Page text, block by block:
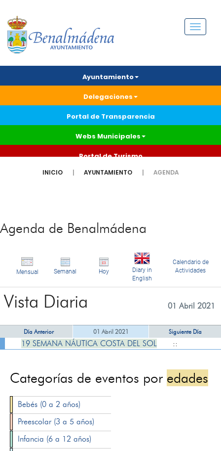
Menú
Ayuntamiento
Delegaciones
Portal de Transparencia
Webs Municipales
Portal de Turismo
INICIO AYUNTAMIENTO AGENDA
Agenda de Benalmádena
Mensual Semanal Hoy
Diary in
English
Calendario de
Actividades
Vista Diaria 01 Abril 2021
Día Anterior 01 Abril 2021 Siguiente Día
19 SEMANA NÁUTICA COSTA DEL SOL ::
Categorías de eventos por edades
Bebés (0 a 2 años)
Preescolar (3 a 5 años)
Infancia (6 a 12 años)